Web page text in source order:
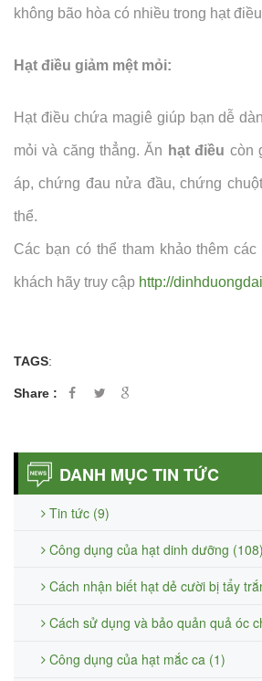
không bão hòa có nhiều trong hạt
Hạt điều giảm mệt mỏi:
Hạt điều chứa magiê giúp bạn dễ
mỏi và căng thẳng. Ăn hạt điều còn
áp, chứng đau nửa đầu, chứng
thể.
Các bạn có thể tham khảo thêm
khách hãy truy cập http://
TAGS:
Share :
DANH MỤC TIN TỨC
Tin tức (9)
Công dụng của hạt dinh dưỡng (108)
Cách nhận biết hạt dẻ cười bị tẩy
Cách sử dụng và bảo quản quả óc
Công dụng của hạt mắc ca (1)